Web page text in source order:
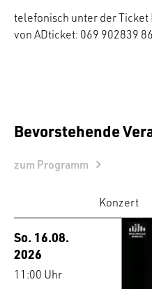
telefonisch unter der Ticket
von ADticket: 069 902839 86
Bevorstehende
zum Programm
Konzert
So. 16.08.
2026
11:00 Uhr